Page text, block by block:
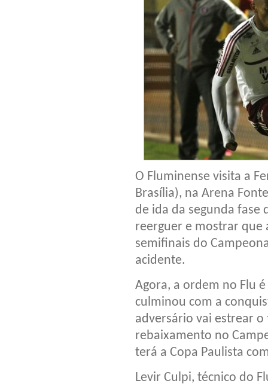
O Fluminense visita a
Brasília), na Arena
de ida da segunda fase
reerguer e mostrar que
semifinais do
acidente.
Agora, a ordem no Flu
culminou com a
adversário vai estrear
rebaixamento no
terá a Copa Paulista
Levir Culpi, técnico do